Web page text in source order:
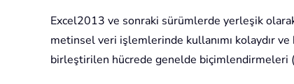
Excel2013 ve sonraki sürümlerde yerleşik
metinsel veri işlemlerinde kullanımı kolaydır
birleştirilen hücrede genelde biçimlendirmeleri